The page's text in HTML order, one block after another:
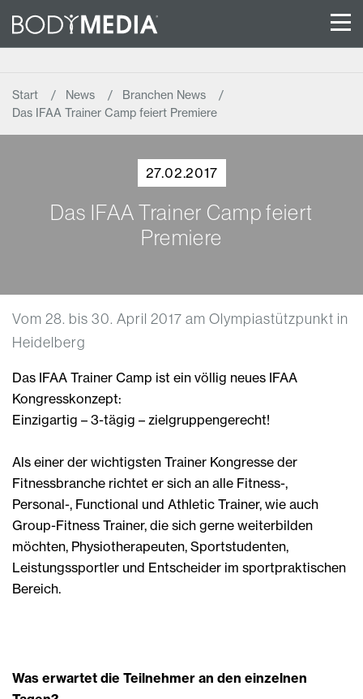
Start News
Branchen News
Das IFAA Trainer Camp feiert Premiere
27.02.2017
Das IFAA Trainer Camp feiert
Premiere
Vom 28. bis 30. April 2017 am Olympiastützpunkt in
Heidelberg
Das IFAA Trainer Camp ist ein völlig neues IFAA
Kongresskonzept:
Einzigartig – 3-tägig – zielgruppengerecht!
Als einer der wichtigsten Trainer Kongresse der
Fitnessbranche richtet er sich an alle Fitness-,
Personal-, Functional und Athletic Trainer, wie auch
Group-Fitness Trainer, die sich gerne weiterbilden
möchten, Physiotherapeuten, Sportstudenten,
Leistungssportler und Entscheider im sportpraktischen
Bereich.
Was erwartet die Teilnehmer an den einzelnen